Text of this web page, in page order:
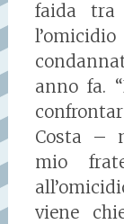
faida tra
anno fa.
Costa –
mio
viene